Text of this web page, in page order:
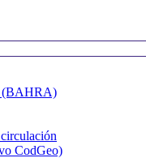
(BAHRA)
CodGeo)